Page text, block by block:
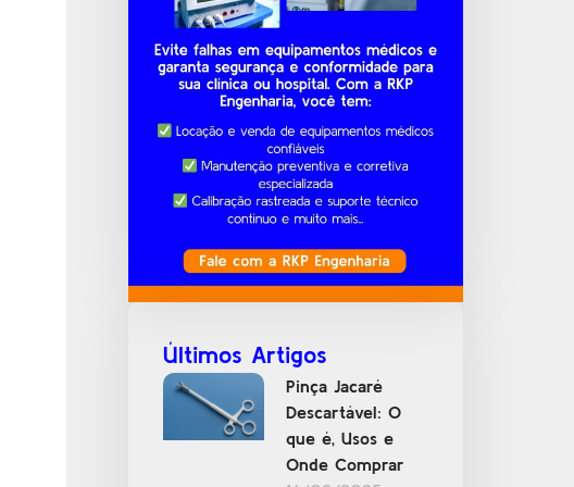
Últimos Artigos
Pinça Jacaré
Descartável: O
que é, Usos e
Onde Comprar